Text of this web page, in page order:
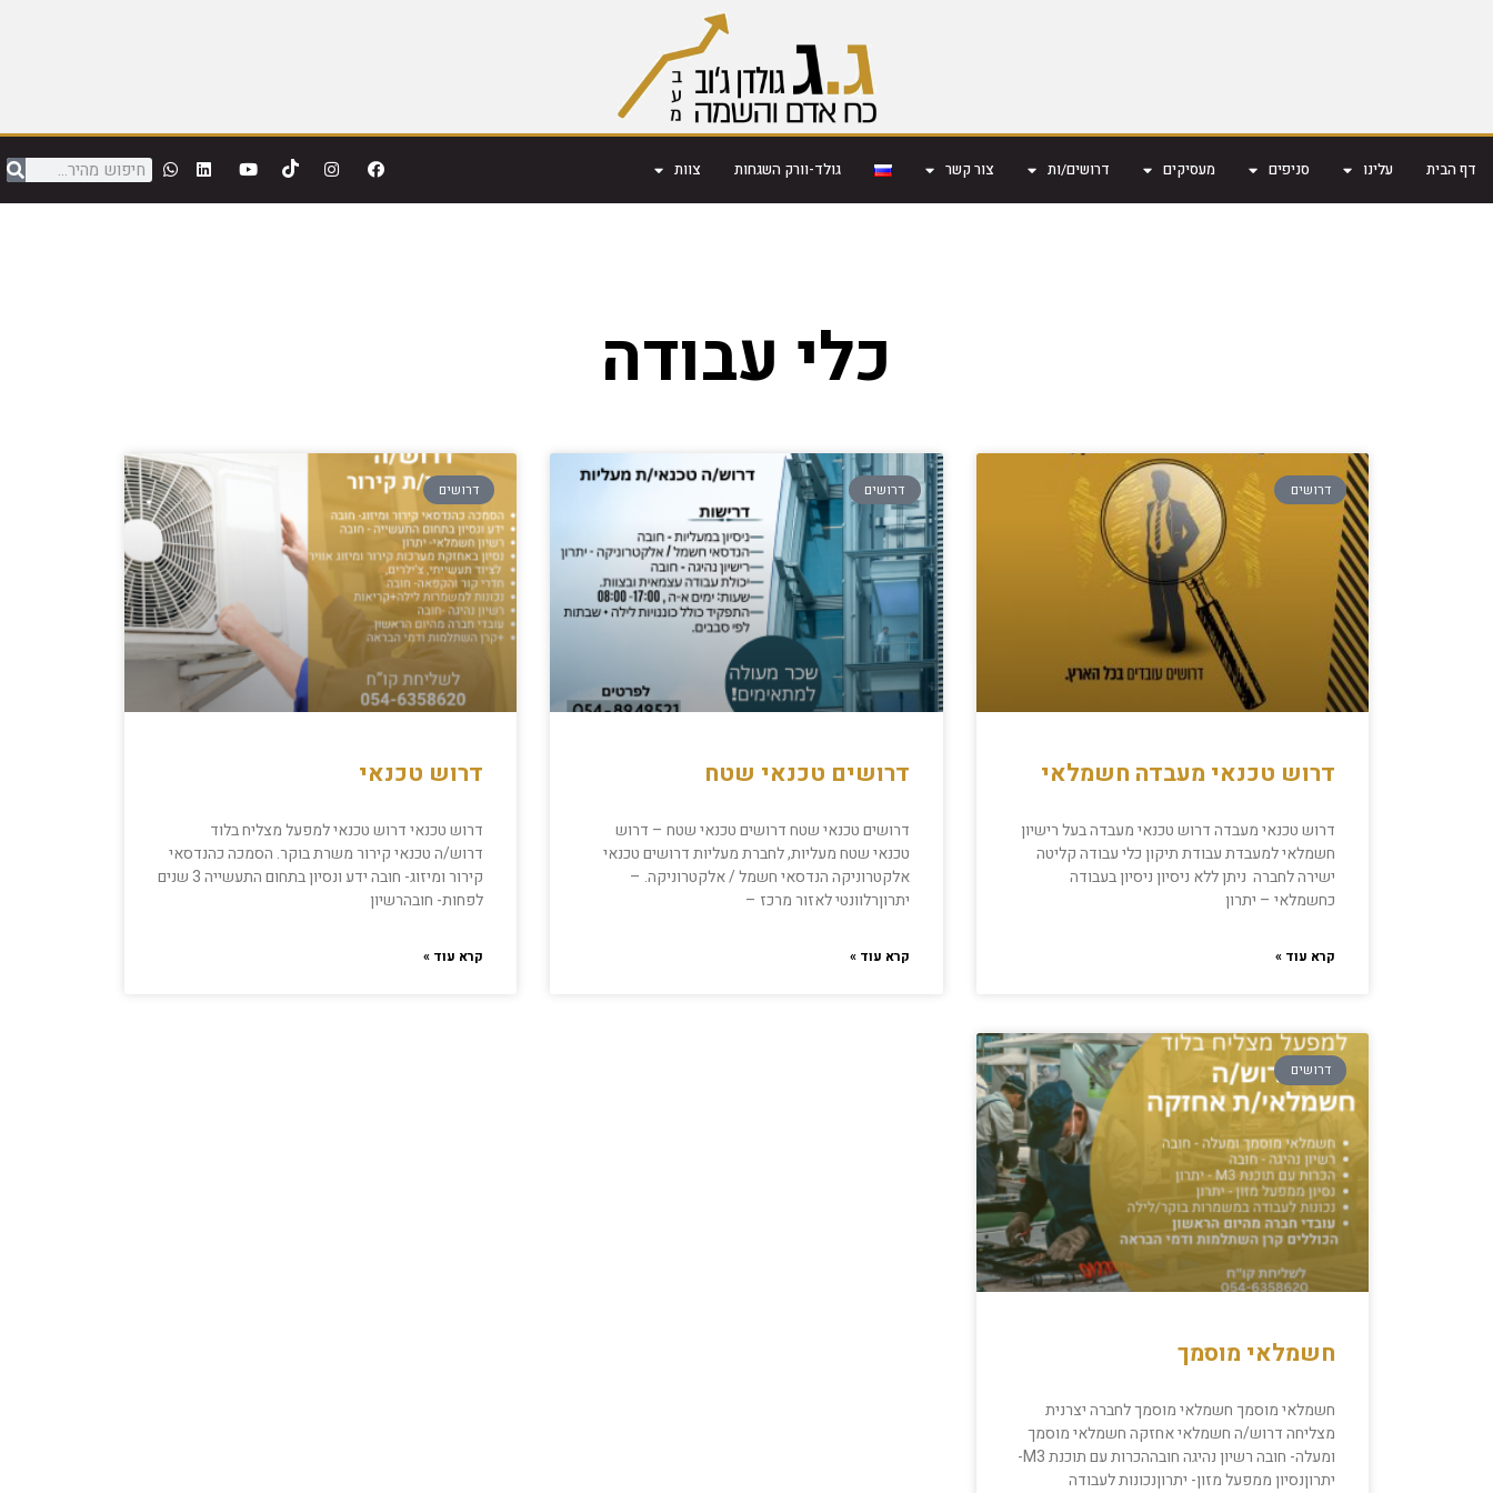
דף הבית עלינו סניפים מעסיקים דרושים/ות צור קשר גולד-וורק השגחות צוות
כלי עבודה
דרושים
דרוש טכנאי מעבדה חשמלאי
דרוש טכנאי מעבדה דרוש טכנאי מעבדה בעל רישיון
חשמלאי למעבדת עבודת תיקון כלי עבודה קליטה
ישירה לחברה ניתן ללא ניסיון ניסיון בעבודה
כחשמלאי – יתרון
קרא עוד »
דרושים
דרושים טכנאי שטח
דרושים טכנאי שטח דרושים טכנאי שטח – דרוש
טכנאי שטח מעליות, לחברת מעליות דרושים טכנאי
אלקטרוניקה הנדסאי חשמל / אלקטרוניקה. –
יתרוןרלוונטי לאזור מרכז –
קרא עוד »
דרושים
דרוש טכנאי
דרוש טכנאי דרוש טכנאי למפעל מצליח בלוד
דרוש/ה טכנאי קירור משרת בוקר. הסמכה כהנדסאי
קירור ומיזוג- חובה ידע ונסיון בתחום התעשייה 3 שנים
לפחות- חובהרשיון
קרא עוד »
דרושים
חשמלאי מוסמך
חשמלאי מוסמך חשמלאי מוסמך לחברה יצרנית
מצליחה דרוש/ה חשמלאי אחזקה חשמלאי מוסמך
ומעלה- חובה רשיון נהיגה חובההכרות עם תוכנת M3-
יתרוןנסיון ממפעל מזון- יתרוןנכונות לעבודה